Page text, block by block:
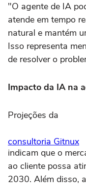
"O agente de IA
atende em tempo
natural e mantém
Isso representa
de resolver o
Impacto da IA na
Projeções da
consultoria Gitnux
indicam que o
ao cliente possa
2030. Além disso,